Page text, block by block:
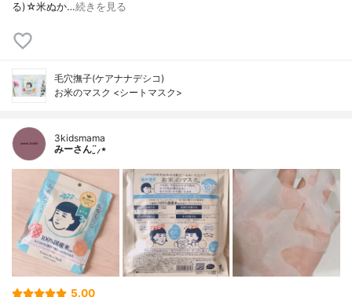
る)☆米ぬか…続きを見る
毛穴撫子(ケアナナデシコ)
お米のマスク <シートマスク>
3kidsmama
みーさん¨̮⸝⋆
5.00